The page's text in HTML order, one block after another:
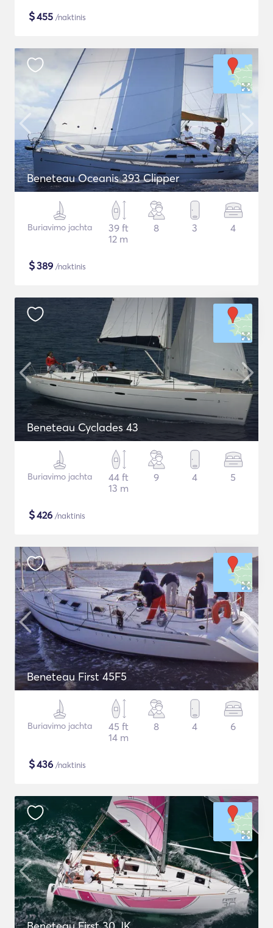
$455 /naktinis
Beneteau Oceanis 393 Clipper
Buriavimo jachta
39 ft
12 m
8 3 4
$389 /naktinis
Beneteau Cyclades 43
Buriavimo jachta
44 ft
13 m
9 4 5
$426 /naktinis
Beneteau First 45F5
Buriavimo jachta
45 ft
14 m
8 4 6
$436 /naktinis